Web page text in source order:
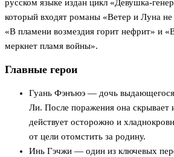
русском языке издан цикл «Девушка-
который входят романы «Ветер и Луна не
«В пламени возмездия горит нефрит» и
меркнет пламя войны».
Главные герои
Гуань Фэнъюэ — дочь выдающегося
Ли. После поражения она скрывает
действует осторожно и
от цели отомстить за родину.
Инь Гэчжи — один из ключевых